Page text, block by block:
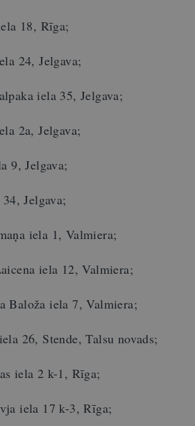
18, Rīga;
Jelgava;
iela 35, Jelgava;
Jelgava;
Jelgava;
Jelgava;
iela 1, Valmiera;
iela 12, Valmiera;
iela 7, Valmiera;
Stende, Talsu novads;
2 k-1, Rīga;
iela 17 k-3, Rīga;